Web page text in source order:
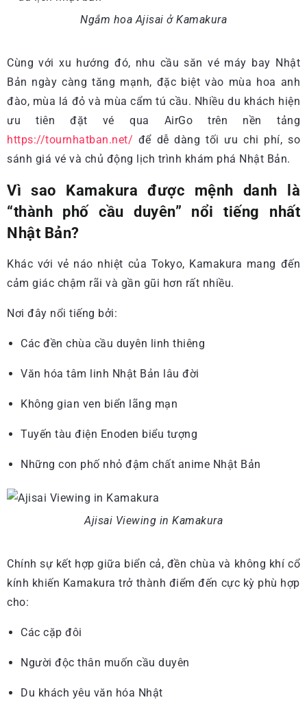
Ngắm hoa Ajisai ở Kamakura
Cùng với xu hướng đó, nhu cầu săn vé máy bay Nhật
Bản ngày càng tăng mạnh, đặc biệt vào mùa hoa anh
đào, mùa lá đỏ và mùa cẩm tú cầu. Nhiều du khách hiện
ưu tiên đặt vé qua AirGo trên nền tảng
https://tournhatban.net/ để dễ dàng tối ưu chi phí, so
sánh giá vé và chủ động lịch trình khám phá Nhật Bản.
Vì sao Kamakura được mệnh danh là
“thành phố cầu duyên” nổi tiếng nhất
Nhật Bản?
Khác với vẻ náo nhiệt của Tokyo, Kamakura mang đến
cảm giác chậm rãi và gần gũi hơn rất nhiều.
Nơi đây nổi tiếng bởi:
Các đền chùa cầu duyên linh thiêng
Văn hóa tâm linh Nhật Bản lâu đời
Không gian ven biển lãng mạn
Tuyến tàu điện Enoden biểu tượng
Những con phố nhỏ đậm chất anime Nhật Bản
Ajisai Viewing in Kamakura
Chính sự kết hợp giữa biển cả, đền chùa và không khí cổ
kính khiến Kamakura trở thành điểm đến cực kỳ phù hợp
cho:
Các cặp đôi
Người độc thân muốn cầu duyên
Du khách yêu văn hóa Nhật